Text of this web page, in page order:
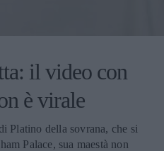
il video con
è virale
Platino della sovrana, che si
Palace, sua maestà non